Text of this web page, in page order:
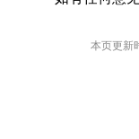
本页更新